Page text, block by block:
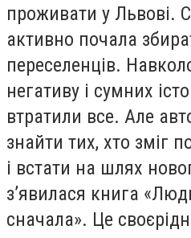
проживати у Львові.
активно почала
переселенців.
негативу і сумних
втратили все. Але
знайти тих, хто зміг
і встати на шлях
з’явилася книга
сначала». Це своєрідні